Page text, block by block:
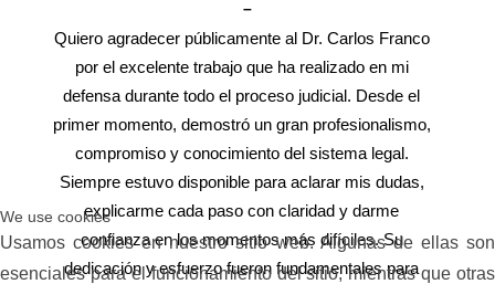
–
Quiero agradecer públicamente al Dr. Carlos Franco
por el excelente trabajo que ha realizado en mi
defensa durante todo el proceso judicial. Desde el
primer momento, demostró un gran profesionalismo,
compromiso y conocimiento del sistema legal.
Siempre estuvo disponible para aclarar mis dudas,
explicarme cada paso con claridad y darme
confianza en los momentos más difíciles. Su
dedicación y esfuerzo fueron fundamentales para
We use cookies
Usamos cookies en nuestro sitio web. Algunas de ellas son
esenciales para el funcionamiento del sitio, mientras que otras